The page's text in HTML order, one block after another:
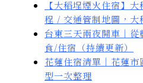
【大稻埕煙火住宿】
程 / 交通管制地圖，大
台東三天兩夜開車｜
食/住宿（持續更新）
花蓮住宿清單｜花蓮
型一次整理